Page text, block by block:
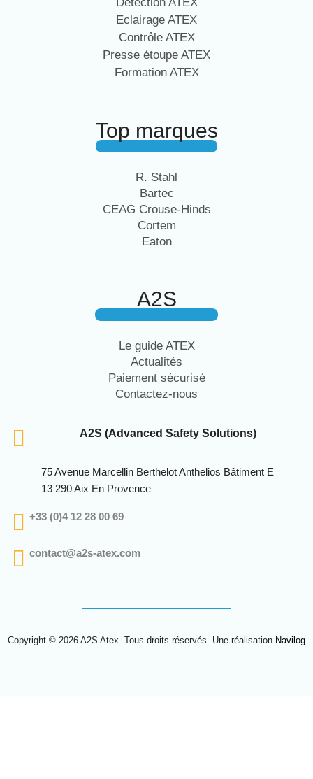
Détection ATEX
Eclairage ATEX
Contrôle ATEX
Presse étoupe ATEX
Formation ATEX
Top marques
R. Stahl
Bartec
CEAG Crouse-Hinds
Cortem
Eaton
A2S
Le guide ATEX
Actualités
Paiement sécurisé
Contactez-nous
A2S (Advanced Safety Solutions)
75 Avenue Marcellin Berthelot Anthelios Bâtiment E
13 290 Aix En Provence
+33 (0)4 12 28 00 69
contact@a2s-atex.com
Copyright © 2026 A2S Atex. Tous droits réservés. Une réalisation Navilog